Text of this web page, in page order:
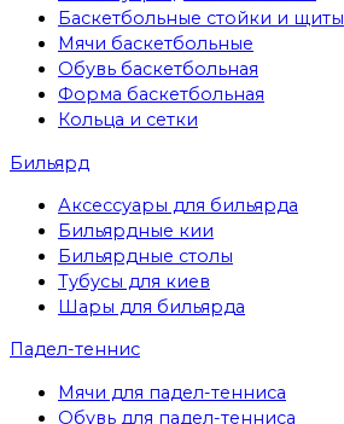
Баскетбольные стойки и щиты
Мячи баскетбольные
Обувь баскетбольная
Форма баскетбольная
Кольца и сетки
Бильярд
Аксессуары для бильярда
Бильярдные кии
Бильярдные столы
Тубусы для киев
Шары для бильярда
Падел-теннис
Мячи для падел-тенниса
Обувь для падел-тенниса